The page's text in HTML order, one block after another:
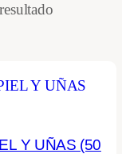
Y UÑAS (50